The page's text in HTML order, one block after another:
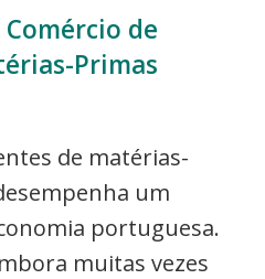
de
Primas
de matérias-
um
portuguesa.
muitas vezes